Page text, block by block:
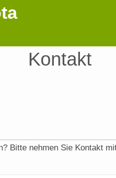
Kontakt
Bitte nehmen Sie Kontakt